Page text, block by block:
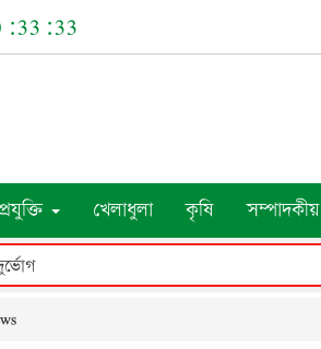
খেলাধুলা কৃষি সম্পাদকীয়